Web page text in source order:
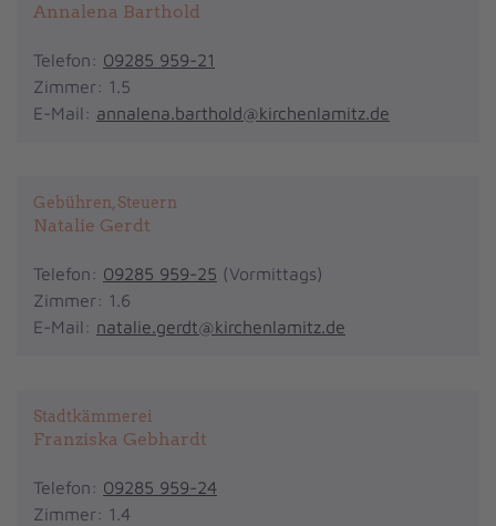
Annalena Barthold
Telefon: 09285 959-21
Zimmer: 1.5
E-Mail: annalena.barthold@kirchenlamitz.de
Gebühren, Steuern
Natalie Gerdt
Telefon: 09285 959-25 (Vormittags)
Zimmer: 1.6
E-Mail: natalie.gerdt@kirchenlamitz.de
Stadtkämmerei
Franziska Gebhardt
Telefon: 09285 959-24
Zimmer: 1.4